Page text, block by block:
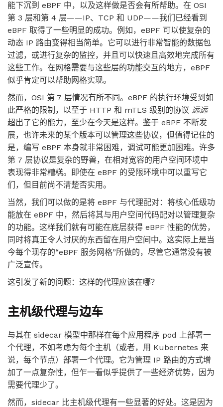
能下沉到 eBPF 中，以及这样做是否会有所帮助。在 OSI
第 3 层和第 4 层——IP、TCP 和 UDP——我们已经看到
eBPF 取得了一些明显的成功。例如，eBPF 可以使复杂的
动态 IP 路由变得相当简单。它可以进行非常智能的数据包
过滤，或进行复杂的监控，并且可以快速且高效地完成所有
这些工作。在网格需要与这些层的功能交互的地方，eBPF
似乎肯定可以帮助网格实现。
然而，OSI 第 7 层情况有所不同。eBPF 的执行环境受到如
此严格的限制，以至于 HTTP 和 mTLS 级别的协议 远远
超出了它的能力，至少在今天是这样。鉴于 eBPF 不断发
展，也许未来的某个版本可以管理这些协议，但值得记住的
是，编写 eBPF 本身就非常困难，调试可能更加困难。许多
第 7 层协议是复杂的野兽，在相对宽容的用户空间环境中
表现得非常糟糕。即使在 eBPF 的受限环境中可以重写它
们，但目前尚不清楚否实用。
当然，我们可以做的是将 eBPF 与代理配对：将核心低级功
能放在 eBPF 中，然后将其与用户空间代码配对以管理复杂
的功能。这样我们就有可能在底层获得 eBPF 性能的优势，
同时将真正令人讨厌的东西留在用户空间中。这实际上是当
今每个现存的“eBPF 服务网格”所做的，尽管它通常没有被
广泛宣传。
这引发了新的问题：这样的代理应该在哪？
主机级代理与边车
与其在 sidecar 模型中那样在每个应用程序 pod 上部署一
个代理，不如考虑为每个主机（或者，用 Kubernetes 来
说，每个节点）部署一个代理。它为管理 IP 路由的方式增
加了一点复杂性，但乍一看似乎提供了一些经济优势，因为
需要代理少了。
然而，sidecar 比主机级代理有一些显著的好处。这是因为